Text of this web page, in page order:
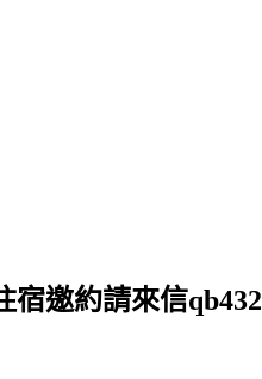
邀約請來信